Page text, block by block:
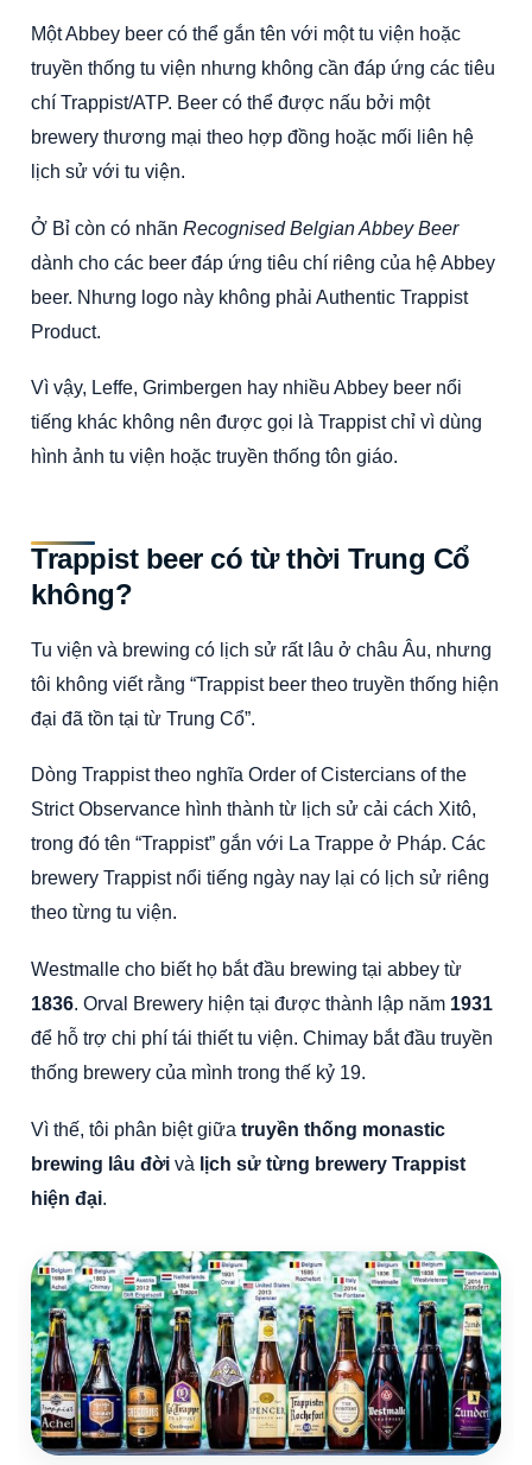
Một Abbey beer có thể gắn tên với một tu viện hoặc
truyền thống tu viện nhưng không cần đáp ứng các tiêu
chí Trappist/ATP. Beer có thể được nấu bởi một
brewery thương mại theo hợp đồng hoặc mối liên hệ
lịch sử với tu viện.
Ở Bỉ còn có nhãn Recognised Belgian Abbey Beer
dành cho các beer đáp ứng tiêu chí riêng của hệ Abbey
beer. Nhưng logo này không phải Authentic Trappist
Product.
Vì vậy, Leffe, Grimbergen hay nhiều Abbey beer nổi
tiếng khác không nên được gọi là Trappist chỉ vì dùng
hình ảnh tu viện hoặc truyền thống tôn giáo.
Trappist beer có từ thời Trung Cổ
không?
Tu viện và brewing có lịch sử rất lâu ở châu Âu, nhưng
tôi không viết rằng “Trappist beer theo truyền thống hiện
đại đã tồn tại từ Trung Cổ”.
Dòng Trappist theo nghĩa Order of Cistercians of the
Strict Observance hình thành từ lịch sử cải cách Xitô,
trong đó tên “Trappist” gắn với La Trappe ở Pháp. Các
brewery Trappist nổi tiếng ngày nay lại có lịch sử riêng
theo từng tu viện.
Westmalle cho biết họ bắt đầu brewing tại abbey từ
1836. Orval Brewery hiện tại được thành lập năm 1931
để hỗ trợ chi phí tái thiết tu viện. Chimay bắt đầu truyền
thống brewery của mình trong thế kỷ 19.
Vì thế, tôi phân biệt giữa truyền thống monastic
brewing lâu đời và lịch sử từng brewery Trappist
hiện đại.